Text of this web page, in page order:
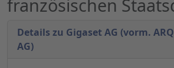
französischen
Details zu Gigaset AG (vorm.
AG)